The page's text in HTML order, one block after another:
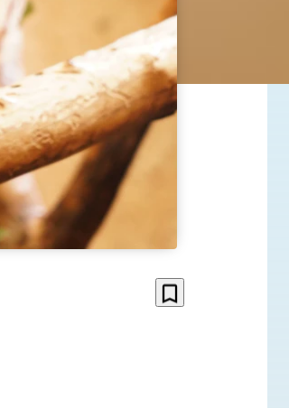
bookmark_border